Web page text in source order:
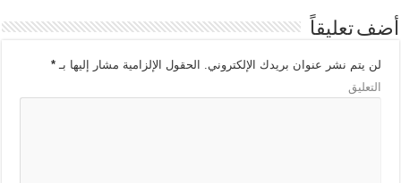
أضف تعليقاً
لن يتم نشر عنوان بريدك الإلكتروني. الحقول الإلزامية مشار إليها بـ*
التعليق